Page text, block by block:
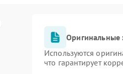
Оригинальные
Используются
что гарантирует